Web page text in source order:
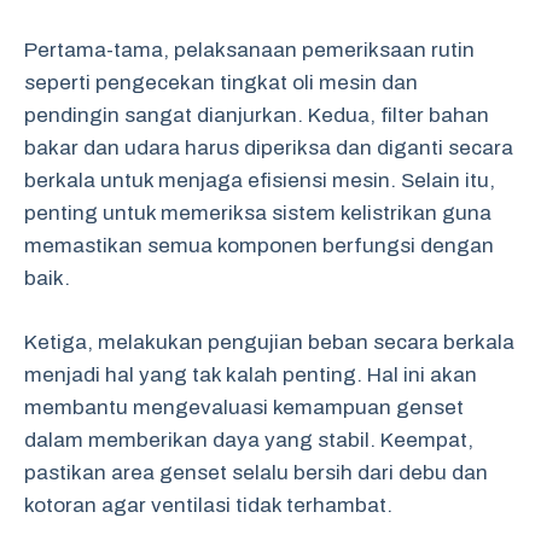
Pertama-tama, pelaksanaan pemeriksaan rutin
seperti pengecekan tingkat oli mesin dan
pendingin sangat dianjurkan. Kedua, filter bahan
bakar dan udara harus diperiksa dan diganti secara
berkala untuk menjaga efisiensi mesin. Selain itu,
penting untuk memeriksa sistem kelistrikan guna
memastikan semua komponen berfungsi dengan
baik.
Ketiga, melakukan pengujian beban secara berkala
menjadi hal yang tak kalah penting. Hal ini akan
membantu mengevaluasi kemampuan genset
dalam memberikan daya yang stabil. Keempat,
pastikan area genset selalu bersih dari debu dan
kotoran agar ventilasi tidak terhambat.